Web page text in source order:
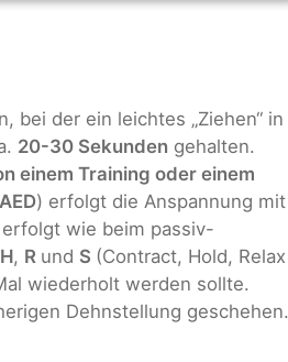
bei der ein leichtes „Ziehen“ in
20-30 Sekunden gehalten.
einem Training oder einem
AED) erfolgt die Anspannung mit
wie beim passiv-
H, R und S (Contract, Hold, Relax
wiederholt werden sollte.
Dehnstellung geschehen.